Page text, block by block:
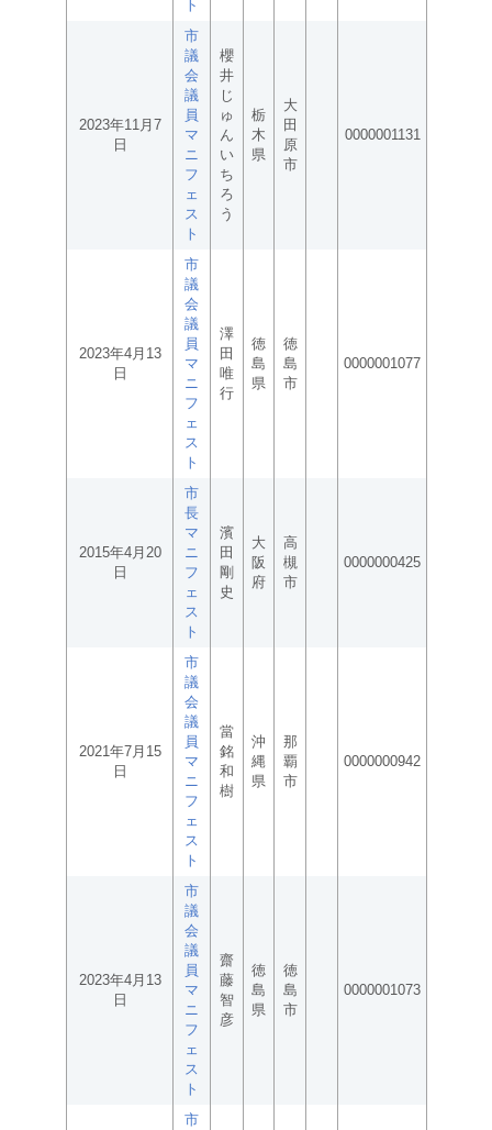
ト
2023年11月7
日
市
議
会
議
員
マ
ニ
フ
ェ
ス
ト
櫻
井
じ
ゅ
ん
い
ち
ろ
う
栃
木
県
大
田
原
市
0000001131
2023年4月13
日
市
議
会
議
員
マ
ニ
フ
ェ
ス
ト
澤
田
唯
行
徳
島
県
徳
島
市
0000001077
2015年4月20
日
市
長
マ
ニ
フ
ェ
ス
ト
濱
田
剛
史
大
阪
府
高
槻
市
0000000425
2021年7月15
日
市
議
会
議
員
マ
ニ
フ
ェ
ス
ト
當
銘
和
樹
沖
縄
県
那
覇
市
0000000942
2023年4月13
日
市
議
会
議
員
マ
ニ
フ
ェ
ス
ト
齋
藤
智
彦
徳
島
県
徳
島
市
0000001073
市